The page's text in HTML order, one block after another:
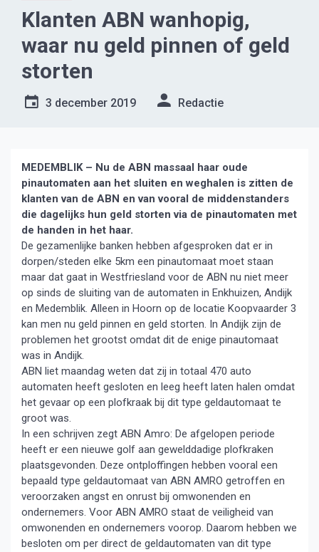
Klanten ABN wanhopig,
waar nu geld pinnen of geld
storten
3 december 2019 Redactie
MEDEMBLIK – Nu de ABN massaal haar oude
pinautomaten aan het sluiten en weghalen is zitten de
klanten van de ABN en van vooral de middenstanders
die dagelijks hun geld storten via de pinautomaten met
de handen in het haar.
De gezamenlijke banken hebben afgesproken dat er in
dorpen/steden elke 5km een pinautomaat moet staan
maar dat gaat in Westfriesland voor de ABN nu niet meer
op sinds de sluiting van de automaten in Enkhuizen, Andijk
en Medemblik. Alleen in Hoorn op de locatie Koopvaarder 3
kan men nu geld pinnen en geld storten. In Andijk zijn de
problemen het grootst omdat dit de enige pinautomaat
was in Andijk.
ABN liet maandag weten dat zij in totaal 470 auto
automaten heeft gesloten en leeg heeft laten halen omdat
het gevaar op een plofkraak bij dit type geldautomaat te
groot was.
In een schrijven zegt ABN Amro: De afgelopen periode
heeft er een nieuwe golf aan gewelddadige plofkraken
plaatsgevonden. Deze ontploffingen hebben vooral een
bepaald type geldautomaat van ABN AMRO getroffen en
veroorzaken angst en onrust bij omwonenden en
ondernemers. Voor ABN AMRO staat de veiligheid van
omwonenden en ondernemers voorop. Daarom hebben we
besloten om per direct de geldautomaten van dit type